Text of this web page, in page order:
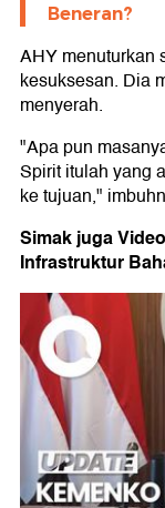
Beneran?
AHY menuturkan
kesuksesan. Dia
menyerah.
"Apa pun
Spirit itulah yang
ke tujuan,"
Simak juga
Infrastruktur